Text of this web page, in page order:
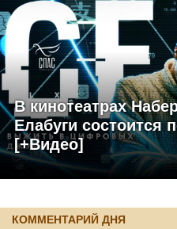
В кинотеатрах
Елабуги состоится
[+Видео]
КОММЕНТАРИЙ ДНЯ